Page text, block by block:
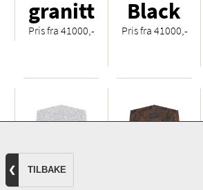
granitt
Pris fra 41000,-
Black
Pris fra 41000,-
Hvit
❮ TILBAKE